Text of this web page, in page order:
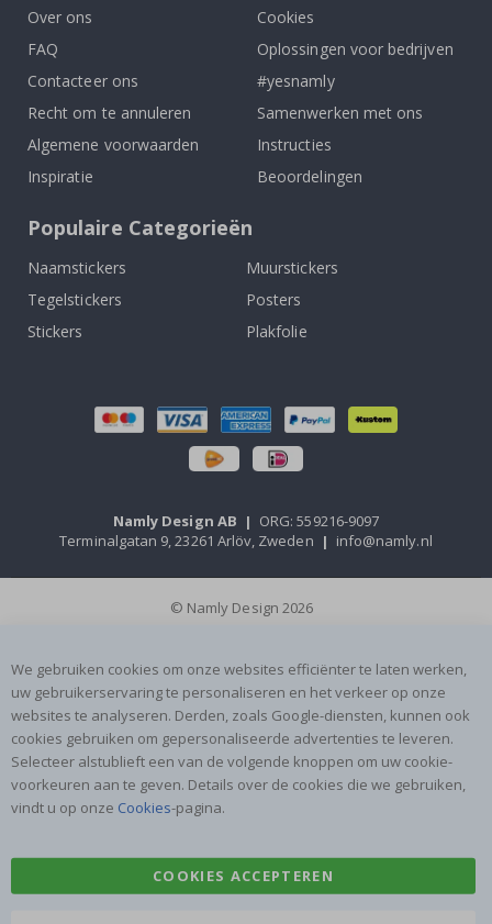
Over ons
FAQ
Contacteer ons
Recht om te annuleren
Algemene voorwaarden
Inspiratie
Cookies
Oplossingen voor bedrijven
#yesnamly
Samenwerken met ons
Instructies
Beoordelingen
Populaire Categorieën
Naamstickers
Muurstickers
Tegelstickers
Posters
Stickers
Plakfolie
Namly Design AB | ORG: 559216-9097
Terminalgatan 9, 23261 Arlöv, Zweden | info@namly.nl
© Namly Design 2026
We gebruiken cookies om onze websites efficiënter te laten werken,
uw gebruikerservaring te personaliseren en het verkeer op onze
websites te analyseren. Derden, zoals Google-diensten, kunnen ook
cookies gebruiken om gepersonaliseerde advertenties te leveren.
Selecteer alstublieft een van de volgende knoppen om uw cookie-
voorkeuren aan te geven. Details over de cookies die we gebruiken,
vindt u op onze Cookies-pagina.
COOKIES ACCEPTEREN